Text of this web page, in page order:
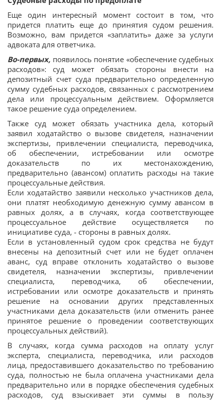
Еще один интересный момент состоит в том, что
придется платить еще до принятия судом решения.
Возможно, вам придется «заплатить» даже за услуги
адвоката для ответчика.
Во-первых, появилось понятие «обеспечение судебных
расходов»: суд может обязать стороны внести на
депозитный счет суда предварительно определенную
сумму судебных расходов, связанных с рассмотрением
дела или процессуальным действием. Оформляется
такое решение суда определением.
Также суд может обязать участника дела, который
заявил ходатайство о вызове свидетеля, назначении
экспертизы, привлечении специалиста, переводчика,
об обеспечении, истребовании или осмотре
доказательств по их местонахождению,
предварительно (авансом) оплатить расходы на такие
процессуальные действия.
Если ходатайство заявили несколько участников дела,
они платят необходимую денежную сумму авансом в
равных долях, а в случаях, когда соответствующее
процессуальное действие осуществляется по
инициативе суда, - стороны в равных долях.
Если в установленный судом срок средства не будут
внесены на депозитный счет или не будет оплачен
аванс, суд вправе отклонить ходатайство о вызове
свидетеля, назначении экспертизы, привлечении
специалиста, переводчика, об обеспечении,
истребовании или осмотре доказательств и принять
решение на основании других представленных
участниками дела доказательств (или отменить ранее
принятое решение о проведении соответствующих
процессуальных действий).
В случаях, когда сумма расходов на оплату услуг
эксперта, специалиста, переводчика, или расходов
лица, предоставившего доказательство по требованию
суда, полностью не была оплачена участниками дела
предварительно или в порядке обеспечения судебных
расходов, суд взыскивает эти суммы в пользу